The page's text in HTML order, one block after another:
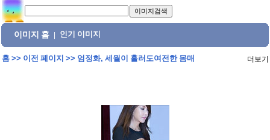
이미지 홈 인기 이미지
홈>> 이전 페이지 >> 엄정화, 세월이 흘러도여전한 몸매 더보기